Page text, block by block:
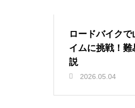
ロードバイク
イムに挑戦！
説
2026.05.04